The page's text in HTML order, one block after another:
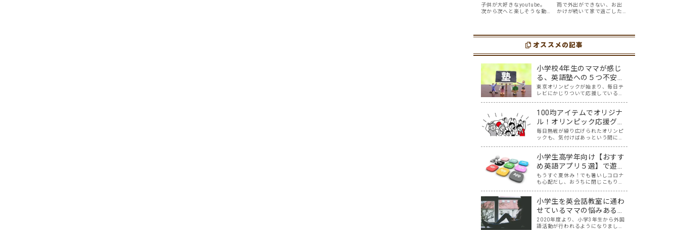
年中男児が、自分か
ら好んで見る
選
子供が大好きなyoutube。
次から次へと楽しそうな動
ツールです。アットホーム留
学では、親子の会話・家庭
youtubeやゲーム、アプリ
だ…
単に、親子で英語ヨ
ガを楽しめる
選
雨で外出ができない、お出
かけが続いて家で過ごした
な時は英語ヨガに親子で挑
戦してみませんか？ 今回の
にオススメの「youtube動
画」を紹介します…
オススメの記事
小学校4年生のママが感じ
る、英語塾への５つ不安と
その解決法
東京オリンピックが始まり、毎日テ
レビにかじりついて応援している我
ーチ、そして声援の声からは、様々
な言語が聞こえてきます。その中で
子供達の興味も、選手の国や言語に
広がり、ますま…
100均アイテムでオリジナ
ル！オリンピック応援グッ
ズを作りながらの親子英会
話
毎日熱戦が繰り広げられたオリンピ
ックも、気付けばあっという間に終
家は、サッカー、テニス、卓球、体
操、水泳、陸上、などなど、テレビ
の前で家族一緒にニッポンを応援し
ました！ おうち…
小学生高学年向け【おすす
め英語アプリ５選】で遊び
ながら楽しく英語を学ぼ
う！
もうすぐ夏休み！でも暑いしコロナ
も心配だし、おうちに閉じこもりが
り、おうちの方は頭を悩ませている
かもしれませんね。そこで、遊び感
覚で英語の勉強ができちゃう、親と
子どもにとってWi…
小学生を英会話教室に通わ
せているママの悩みあるあ
る5選【解決策も！】
2020年度より、小学3年生から外国
語活動が行われるようになりまし